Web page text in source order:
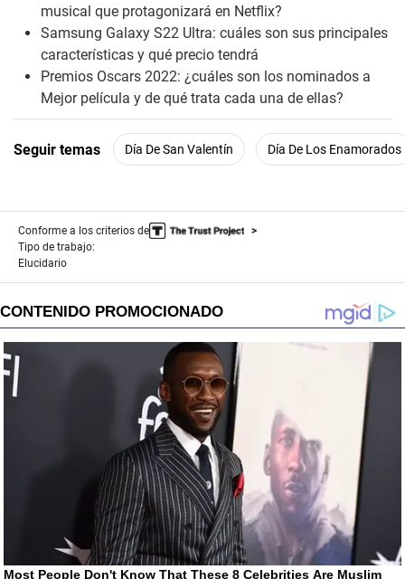
musical que protagonizará en Netflix?
Samsung Galaxy S22 Ultra: cuáles son sus principales
características y qué precio tendrá
Premios Oscars 2022: ¿cuáles son los nominados a
Mejor película y de qué trata cada una de ellas?
Seguir temas Día De San Valentín Día De Los Enamorados
Conforme a los criterios de
Tipo de trabajo:
Elucidario